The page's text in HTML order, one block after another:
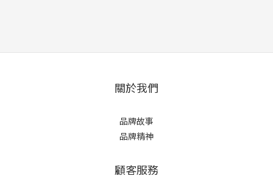
關於我們
品牌故事
品牌精神
顧客服務